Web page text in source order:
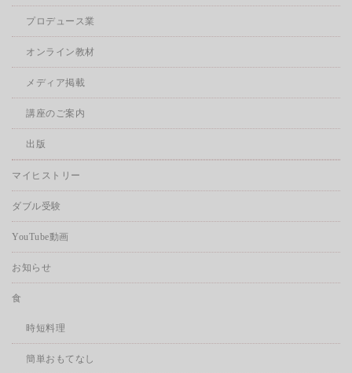
プロデュース業
オンライン教材
メディア掲載
講座のご案内
出版
マイヒストリー
ダブル受験
YouTube動画
お知らせ
食
時短料理
簡単おもてなし